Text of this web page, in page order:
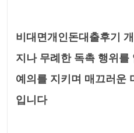
비대면개인돈대출후기
지나 무례한 독촉 행위
예의를 지키며 매끄러운
입니다